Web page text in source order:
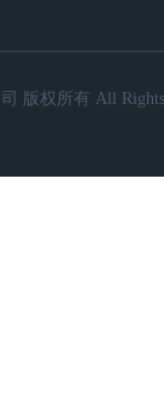
版权所有 All Rights